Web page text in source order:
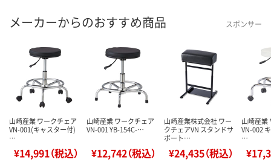
メーカーからのおすすめ商品 スポンサー
山崎産業 ワークチェア
VN-001(キャスター付)
…
¥14,991（税込）
山崎産業 ワークチェア
VN-001 YB-154C-…
¥12,742（税込）
山崎産業株式会社 ワー
クチェアVN スタンドサ
ポート…
¥24,435（税込）
山崎産業
VN-002
…